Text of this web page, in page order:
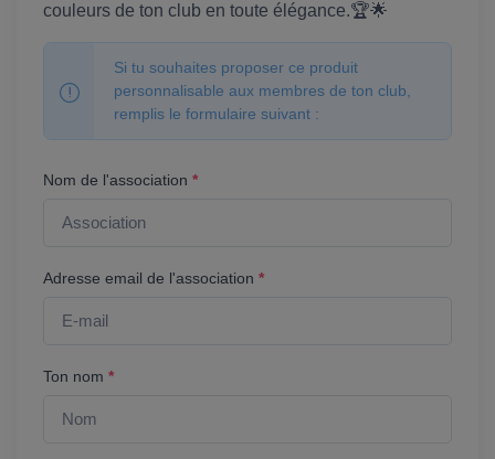
couleurs de ton club en toute élégance.🏆🌟
Si tu souhaites proposer ce produit
personnalisable aux membres de ton club,
remplis le formulaire suivant :
Nom de l'association *
Adresse email de l'association *
Ton nom *